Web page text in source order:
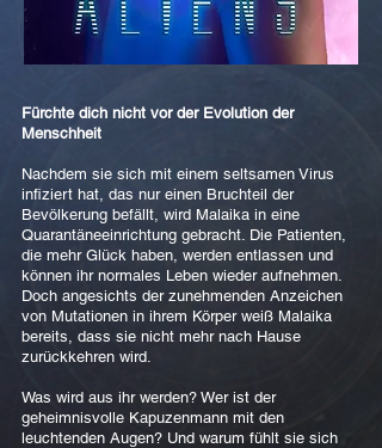
Fürchte dich nicht vor der Evolution der
Menschheit
Nachdem sie sich mit einem seltsamen Virus
infiziert hat, das nur einen Bruchteil der
Bevölkerung befällt, wird Malaika in eine
Quarantäneeinrichtung gebracht. Die Patienten,
die mehr Glück haben, werden entlassen und
können ihr normales Leben wieder aufnehmen.
Doch angesichts der zunehmenden Anzeichen
von Mutationen in ihrem Körper weiß Malaika
bereits, dass sie nicht mehr nach Hause
zurückkehren wird.
Was wird aus ihr werden? Wer ist der
geheimnisvolle Kapuzenmann mit den
leuchtenden Augen? Und warum fühlt sie sich